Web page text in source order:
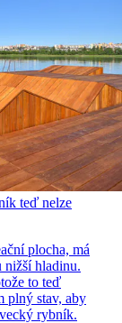
teď nelze
plocha, má
nižší hladinu.
to teď
plný stav, aby
rybník.